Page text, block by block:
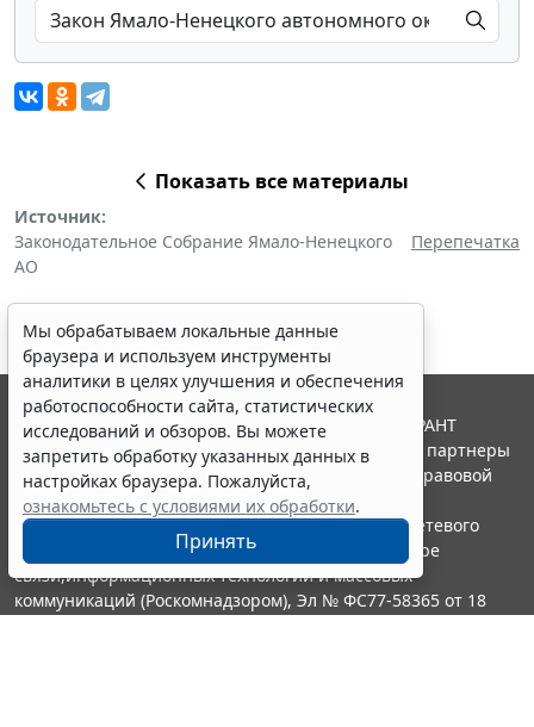
Показать все материалы
Источник:
Законодательное Собрание Ямало-Ненецкого
АО
Перепечатка
Мы обрабатываем локальные данные
браузера и используем инструменты
аналитики в целях улучшения и обеспечения
работоспособности сайта, статистических
исследований и обзоров. Вы можете
запретить обработку указанных данных в
настройках браузера. Пожалуйста,
ознакомьтесь с условиями их обработки.
Принять
© ООО "НПП "ГАРАНТ-СЕРВИС", 2026. Система ГАРАНТ
выпускается с 1990 года. Компания "Гарант" и ее партнеры
являются участниками Российской ассоциации правовой
информации ГАРАНТ.
Портал ГАРАНТ.РУ зарегистрирован в качестве сетевого
издания Федеральной службой по надзору в сфере
связи,информационных технологий и массовых
коммуникаций (Роскомнадзором), Эл № ФС77-58365 от 18